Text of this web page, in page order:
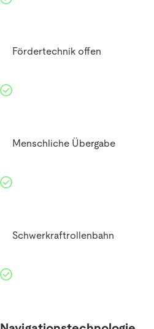
Fördertechnik offen
Menschliche Übergabe
Schwerkraftrollenbahn